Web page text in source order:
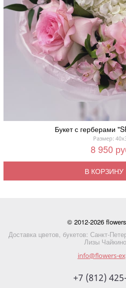
Букет с герберами
Размер:
8 950
В КОРЗИНУ
© 2012-2026
Доставка цветов, букетов: Санкт-
Лизы
info@flowers-
+7 (812)